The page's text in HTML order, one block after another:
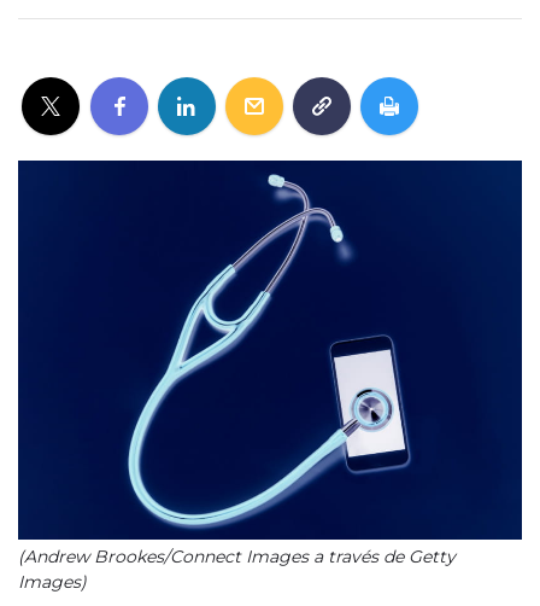
(Andrew Brookes/Connect Images a través de Getty
Images)